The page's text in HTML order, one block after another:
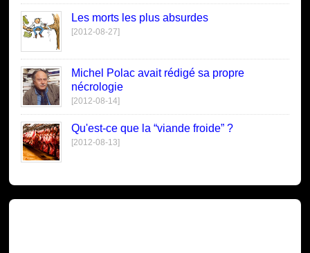
Les morts les plus absurdes
[2012-08-27]
Michel Polac avait rédigé sa propre
nécrologie
[2012-08-14]
Qu'est-ce que la “viande froide” ?
[2012-08-13]